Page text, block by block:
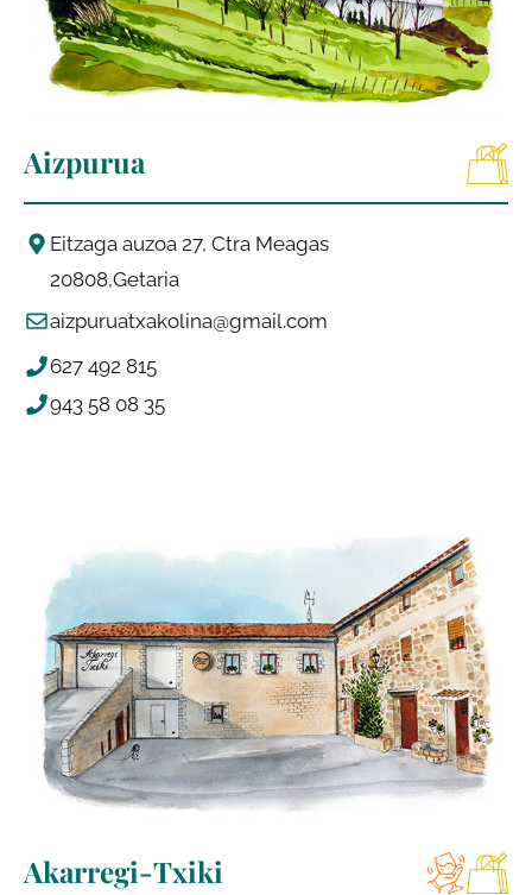
Aizpurua
Eitzaga auzoa 27, Ctra Meagas
20808 Getaria
aizpuruatxakolina@gmail.com
627 492 815
943 58 08 35
Akarregi-Txiki